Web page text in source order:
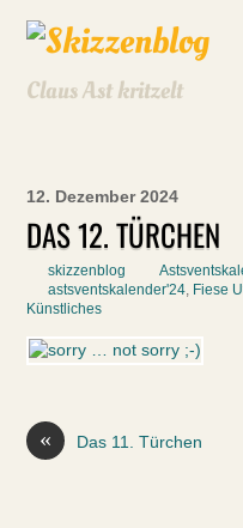
Claus Ast kritzelt
12. Dezember 2024
DAS 12. TÜRCHEN
skizzenblog
astsventskalender'24, Fiese
Künstliches
« Das 11. Türchen